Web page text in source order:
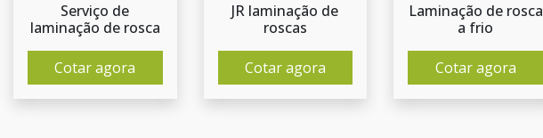
Serviço de
laminação de rosca
Cotar agora
JR laminação de
roscas
Cotar agora
Laminação de rosca
a frio
Cotar agora